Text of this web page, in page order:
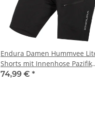
Endura Damen Hummvee
Shorts mit Innenhose Pazifik
Blau
74,99 € *